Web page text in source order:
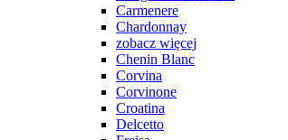
Carmenere
Chardonnay
zobacz więcej
Chenin Blanc
Corvina
Corvinone
Croatina
Delcetto